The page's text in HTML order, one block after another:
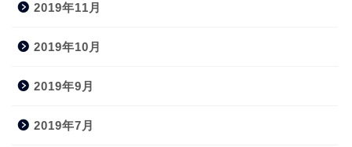
2019年11月
2019年10月
2019年9月
2019年7月